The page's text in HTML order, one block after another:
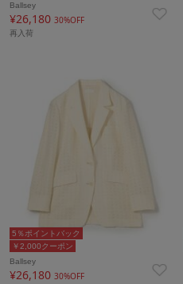
Ballsey
¥26,180 30%OFF
再入荷
￥2,000クーポン
5％ポイントバック
Ballsey
¥26,180 30%OFF